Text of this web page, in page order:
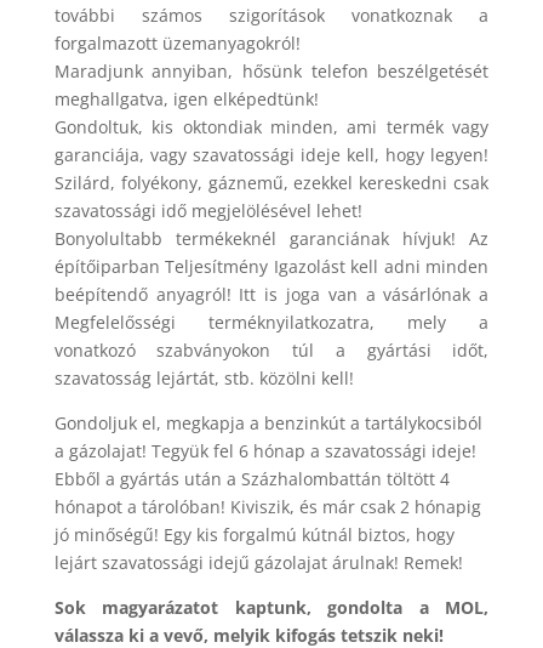
további számos szigorítások vonatkoznak a
forgalmazott üzemanyagokról!
Maradjunk annyiban, hősünk telefon beszélgetését
meghallgatva, igen elképedtünk!
Gondoltuk, kis oktondiak minden, ami termék vagy
garanciája, vagy szavatossági ideje kell, hogy legyen!
Szilárd, folyékony, gáznemű, ezekkel kereskedni csak
szavatossági idő megjelölésével lehet!
Bonyolultabb termékeknél garanciának hívjuk! Az
építőiparban Teljesítmény Igazolást kell adni minden
beépítendő anyagról! Itt is joga van a vásárlónak a
Megfelelősségi terméknyilatkozatra, mely a
vonatkozó szabványokon túl a gyártási időt,
szavatosság lejártát, stb. közölni kell!
Gondoljuk el, megkapja a benzinkút a tartálykocsiból
a gázolajat! Tegyük fel 6 hónap a szavatossági ideje!
Ebből a gyártás után a Százhalombattán töltött 4
hónapot a tárolóban! Kiviszik, és már csak 2 hónapig
jó minőségű! Egy kis forgalmú kútnál biztos, hogy
lejárt szavatossági idejű gázolajat árulnak! Remek!
Sok magyarázatot kaptunk, gondolta a MOL,
válassza ki a vevő, melyik kifogás tetszik neki!